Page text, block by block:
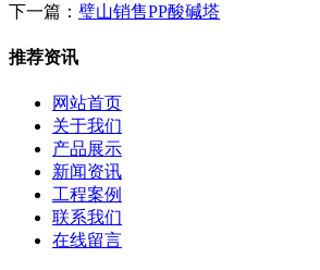
下一篇： 璧山销售PP酸碱塔
推荐资讯
网站首页
关于我们
产品展示
新闻资讯
工程案例
联系我们
在线留言